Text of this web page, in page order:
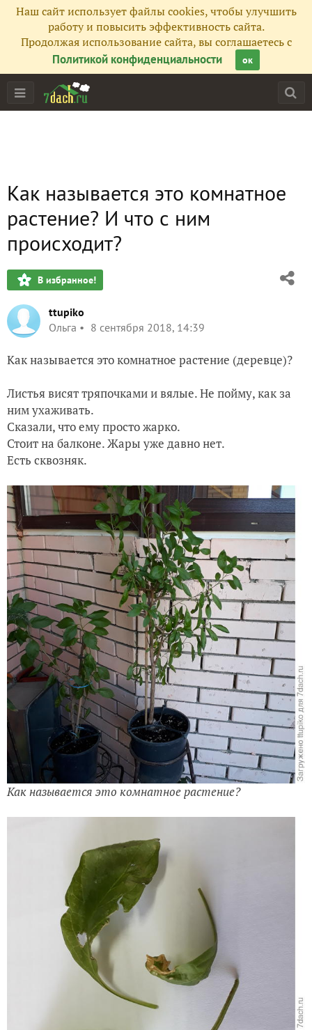
Наш сайт использует файлы cookies, чтобы улучшить
работу и повысить эффективность сайта.
Продолжая использование сайта, вы соглашаетесь с
Политикой конфиденциальности
ок
Как называется это комнатное
растение? И что с ним
происходит?
В избранное!
ttupiko
Ольга
8 сентября 2018, 14:39
Как называется это комнатное растение (деревце)?
Листья висят тряпочками и вялые. Не пойму, как за
ним ухаживать.
Сказали, что ему просто жарко.
Стоит на балконе. Жары уже давно нет.
Есть сквозняк.
Как называется это комнатное растение?